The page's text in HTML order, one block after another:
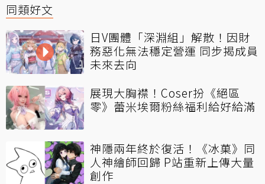
同類好文
日V團體「深淵組」解散！因財
務惡化無法穩定營運 同步揭成員
未來去向
展現大胸襟！Coser扮《絕區
零》蕾米埃爾粉絲福利給好給滿
神隱兩年終於復活！《冰菓》同
人神繪師回歸 P站重新上傳大量
創作